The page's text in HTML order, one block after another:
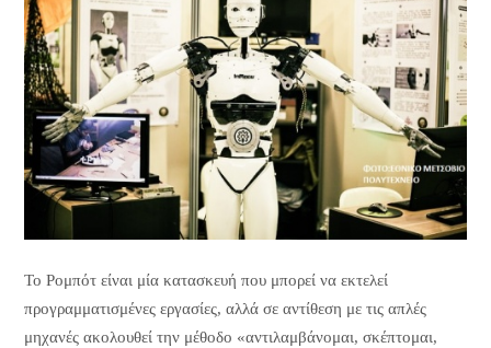
Το Ρομπότ είναι μία κατασκευή που μπορεί να εκτελεί
προγραμματισμένες εργασίες, αλλά σε αντίθεση με τις απλές
μηχανές ακολουθεί την μέθοδο «αντιλαμβάνομαι, σκέπτομαι,